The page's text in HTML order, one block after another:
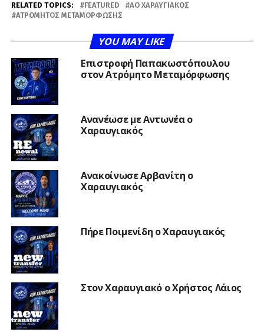
RELATED TOPICS: FEATURED
ΑΟ ΧΑΡΑΥΓΙΑΚΌΣ
ΑΤΡΌΜΗΤΟΣ ΜΕΤΑΜΌΡΦΩΣΗΣ
YOU MAY LIKE
Επιστροφή Παπακωστόπουλου
στον Ατρόμητο Μεταμόρφωσης
Ανανέωσε με Αντωνέα ο
Χαραυγιακός
Ανακοίνωσε Αρβανίτη ο
Χαραυγιακός
Πήρε Ποιμενίδη ο Χαραυγιακός
Στον Χαραυγιακό ο Χρήστος Λάιος